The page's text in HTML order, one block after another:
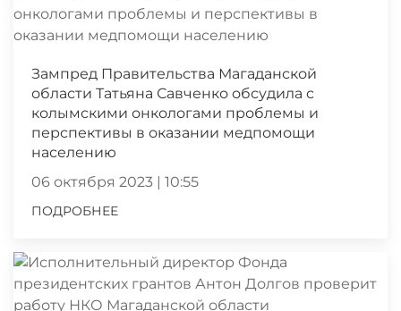
Зампред Правительства Магаданской
области Татьяна Савченко обсудила с
колымскими онкологами проблемы и
перспективы в оказании медпомощи
населению
06 октября 2023 | 10:55
ПОДРОБНЕЕ